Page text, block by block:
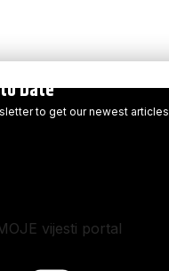
Date
to get our newest articles